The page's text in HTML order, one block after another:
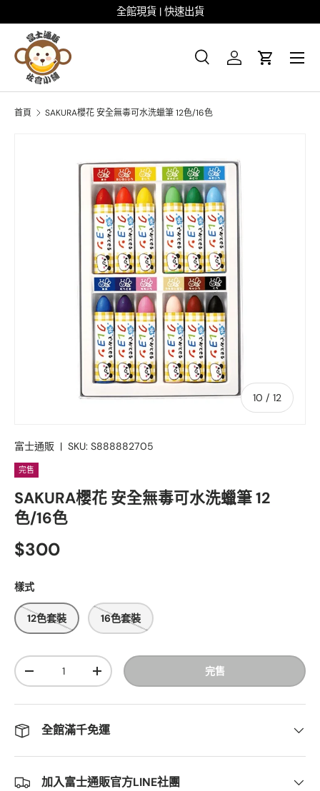
跳至内容
全館現貨 | 快速出貨
搜尋
搜尋 登录 大车
菜单
首頁 SAKURA櫻花 安全無毒可水洗蠟筆 12色/16色
10 / 的
12
富士通販 | SKU: S888882705
完售
SAKURA櫻花 安全無毒可水洗蠟筆 12
色/16色
$300
樣式
12色套裝 16色套裝
數量
-
+ 完售
全館滿千免運
加入富士通販官方LINE社團